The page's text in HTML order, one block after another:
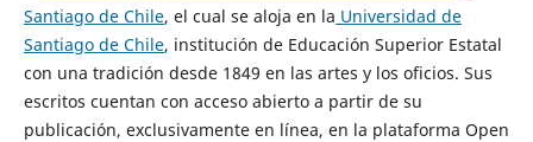
Santiago de Chile, el cual se aloja en la Universidad de
Santiago de Chile, institución de Educación Superior Estatal
con una tradición desde 1849 en las artes y los oficios. Sus
escritos cuentan con acceso abierto a partir de su
publicación, exclusivamente en línea, en la plataforma Open